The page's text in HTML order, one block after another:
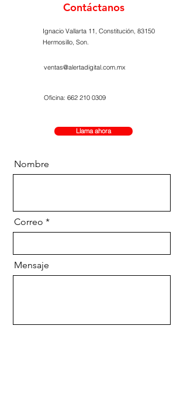
Contáctanos
Ignacio Vallarta 11, Constitución, 83150
Hermosillo, Son.
ventas@alertadigital.com.mx
Oficina: 662 210 0309
Llama ahora
Nombre
Correo
Mensaje